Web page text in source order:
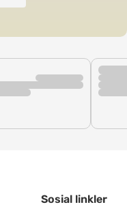
Sosial linkler